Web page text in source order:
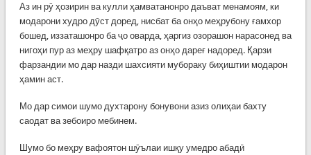
Аз ин рӯ ҳозирин ва кулли ҳамватанонро даъват менамоям, ки
модарони худро дӯст доред, нисбат ба онҳо меҳрубону ғамхор
бошед, иззаташонро ба ҷо оварда, ҳаргиз озорашон нарасонед ва
нигоҳи пур аз меҳру шафқатро аз онҳо дареғ надоред. Қарзи
фарзандии мо дар назди шахсияти мубораку биҳиштии модарон
ҳамин аст.
Мо дар симои шумо духтарону бонувони азиз олиҳаи бахту
саодат ва зебоиро мебинем.
Шумо бо меҳру вафоятон шӯълаи ишқу умедро абадӣ